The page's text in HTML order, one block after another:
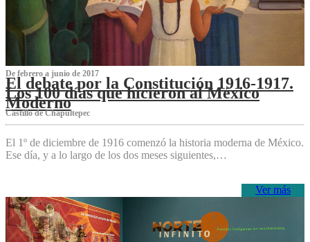
De febrero a junio de 2017
El debate por la Constitución 1916-1917.
Los 100 días que hicieron al México
Moderno
Castillo de Chapultepec
El 1º de diciembre de 1916 comenzó la historia moderna de México.
Ese día, y a lo largo de los dos meses siguientes,…
Ver más